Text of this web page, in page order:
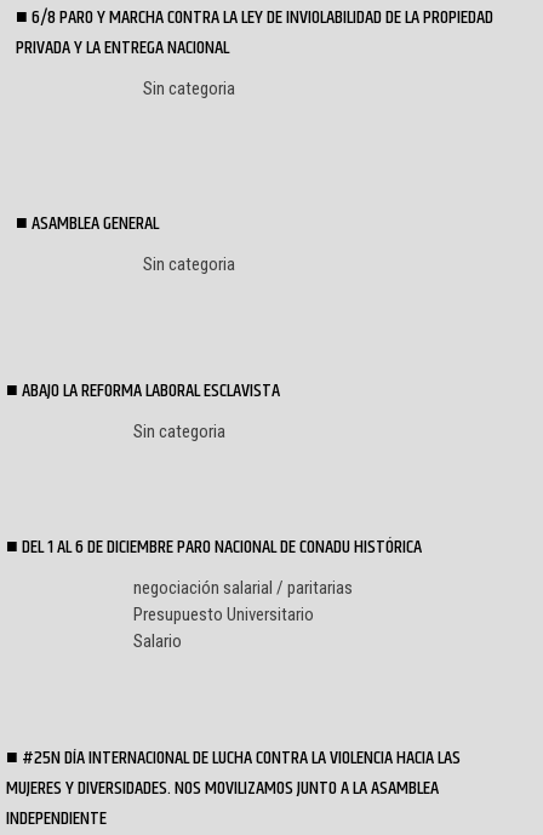
6/8 PARO Y MARCHA CONTRA LA LEY DE INVIOLABILIDAD DE LA PROPIEDAD
PRIVADA Y LA ENTREGA NACIONAL
Sin categoria
ASAMBLEA GENERAL
Sin categoria
ABAJO LA REFORMA LABORAL ESCLAVISTA
Sin categoria
DEL 1 AL 6 DE DICIEMBRE PARO NACIONAL DE CONADU HISTÓRICA
negociación salarial / paritarias
Presupuesto Universitario
Salario
#25N DÍA INTERNACIONAL DE LUCHA CONTRA LA VIOLENCIA HACIA LAS
MUJERES Y DIVERSIDADES. NOS MOVILIZAMOS JUNTO A LA ASAMBLEA
INDEPENDIENTE